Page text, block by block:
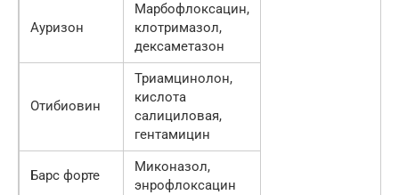
Ауризон
Марбофлоксацин,
клотримазол,
дексаметазон
Отибиовин
Триамцинолон,
кислота
салициловая,
гентамицин
Барс форте
Миконазол,
энрофлоксацин